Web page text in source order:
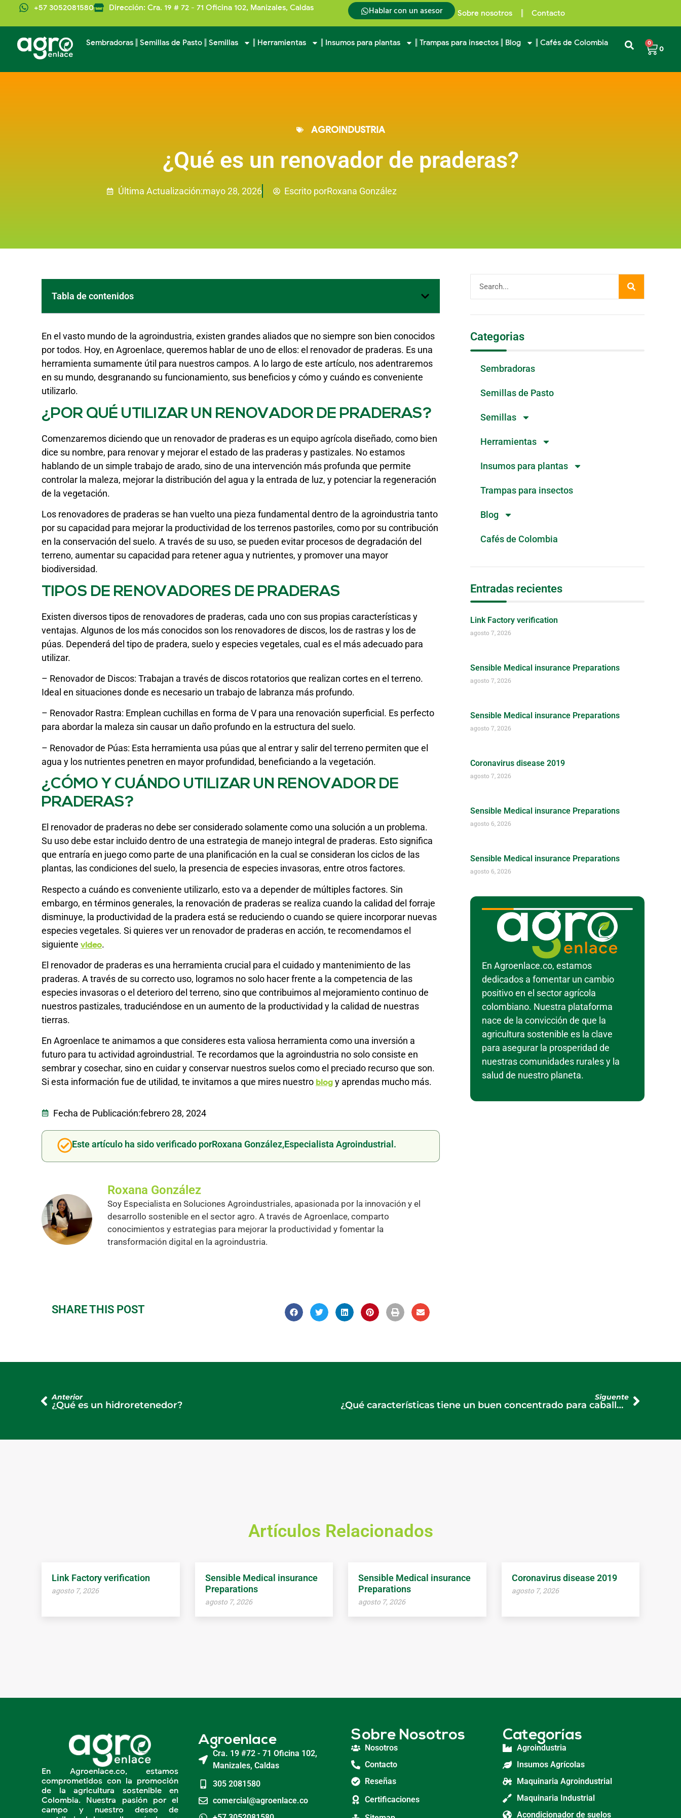
+57 3052081580 Dirección: Cra. 19 # 72 - 71 Oficina 102, Manizales, Caldas Hablar con un asesor Sobre nosotros Contacto
Sembradoras Semillas de Pasto Semillas Herramientas Insumos para plantas Trampas para insectos Blog Cafés de Colombia
0
0
AGROINDUSTRIA
¿Qué es un renovador de praderas?
Última Actualización:mayo 28, 2026 Escrito porRoxana González
Tabla de contenidos
En el vasto mundo de la agroindustria, existen grandes aliados que no siempre son bien conocidos
por todos. Hoy, en Agroenlace, queremos hablar de uno de ellos: el renovador de praderas. Es una
herramienta sumamente útil para nuestros campos. A lo largo de este artículo, nos adentraremos
en su mundo, desgranando su funcionamiento, sus beneficios y cómo y cuándo es conveniente
utilizarlo.
¿POR QUÉ UTILIZAR UN RENOVADOR DE PRADERAS?
Comenzaremos diciendo que un renovador de praderas es un equipo agrícola diseñado, como bien
dice su nombre, para renovar y mejorar el estado de las praderas y pastizales. No estamos
hablando de un simple trabajo de arado, sino de una intervención más profunda que permite
controlar la maleza, mejorar la distribución del agua y la entrada de luz, y potenciar la regeneración
de la vegetación.
Los renovadores de praderas se han vuelto una pieza fundamental dentro de la agroindustria tanto
por su capacidad para mejorar la productividad de los terrenos pastoriles, como por su contribución
en la conservación del suelo. A través de su uso, se pueden evitar procesos de degradación del
terreno, aumentar su capacidad para retener agua y nutrientes, y promover una mayor
biodiversidad.
TIPOS DE RENOVADORES DE PRADERAS
Existen diversos tipos de renovadores de praderas, cada uno con sus propias características y
ventajas. Algunos de los más conocidos son los renovadores de discos, los de rastras y los de
púas. Dependerá del tipo de pradera, suelo y especies vegetales, cual es el más adecuado para
utilizar.
– Renovador de Discos: Trabajan a través de discos rotatorios que realizan cortes en el terreno.
Ideal en situaciones donde es necesario un trabajo de labranza más profundo.
– Renovador Rastra: Emplean cuchillas en forma de V para una renovación superficial. Es perfecto
para abordar la maleza sin causar un daño profundo en la estructura del suelo.
– Renovador de Púas: Esta herramienta usa púas que al entrar y salir del terreno permiten que el
agua y los nutrientes penetren en mayor profundidad, beneficiando a la vegetación.
¿CÓMO Y CUÁNDO UTILIZAR UN RENOVADOR DE
PRADERAS?
El renovador de praderas no debe ser considerado solamente como una solución a un problema.
Su uso debe estar incluido dentro de una estrategia de manejo integral de praderas. Esto significa
que entraría en juego como parte de una planificación en la cual se consideran los ciclos de las
plantas, las condiciones del suelo, la presencia de especies invasoras, entre otros factores.
Respecto a cuándo es conveniente utilizarlo, esto va a depender de múltiples factores. Sin
embargo, en términos generales, la renovación de praderas se realiza cuando la calidad del forraje
disminuye, la productividad de la pradera está se reduciendo o cuando se quiere incorporar nuevas
especies vegetales. Si quieres ver un renovador de praderas en acción, te recomendamos el
siguiente video.
El renovador de praderas es una herramienta crucial para el cuidado y mantenimiento de las
praderas. A través de su correcto uso, logramos no solo hacer frente a la competencia de las
especies invasoras o el deterioro del terreno, sino que contribuimos al mejoramiento continuo de
nuestros pastizales, traduciéndose en un aumento de la productividad y la calidad de nuestras
tierras.
En Agroenlace te animamos a que consideres esta valiosa herramienta como una inversión a
futuro para tu actividad agroindustrial. Te recordamos que la agroindustria no solo consiste en
sembrar y cosechar, sino en cuidar y conservar nuestros suelos como el preciado recurso que son.
Si esta información fue de utilidad, te invitamos a que mires nuestro blog y aprendas mucho más.
Fecha de Publicación:febrero 28, 2024
Este artículo ha sido verificado porRoxana González,Especialista Agroindustrial.
Roxana González
Soy Especialista en Soluciones Agroindustriales, apasionada por la innovación y el
desarrollo sostenible en el sector agro. A través de Agroenlace, comparto
conocimientos y estrategias para mejorar la productividad y fomentar la
transformación digital en la agroindustria.
SHARE THIS POST
Categorias
Sembradoras
Semillas de Pasto
Semillas
Herramientas
Insumos para plantas
Trampas para insectos
Blog
Cafés de Colombia
Entradas recientes
Link Factory verification
agosto 7, 2026
Sensible Medical insurance Preparations
agosto 7, 2026
Sensible Medical insurance Preparations
agosto 7, 2026
Coronavirus disease 2019
agosto 7, 2026
Sensible Medical insurance Preparations
agosto 6, 2026
Sensible Medical insurance Preparations
agosto 6, 2026
En Agroenlace.co, estamos
dedicados a fomentar un cambio
positivo en el sector agrícola
colombiano. Nuestra plataforma
nace de la convicción de que la
agricultura sostenible es la clave
para asegurar la prosperidad de
nuestras comunidades rurales y la
salud de nuestro planeta.
Anterior
¿Qué es un hidroretenedor?
Siguente
¿Qué características tiene un buen concentrado para caballos?
Artículos Relacionados
Link Factory verification
agosto 7, 2026
Sensible Medical insurance
Preparations
agosto 7, 2026
Sensible Medical insurance
Preparations
agosto 7, 2026
Coronavirus disease 2019
agosto 7, 2026
En Agroenlace.co, estamos
comprometidos con la promoción
de la agricultura sostenible en
Colombia. Nuestra pasión por el
campo y nuestro deseo de
Agroenlace
Cra. 19 #72 - 71 Oficina 102,
Manizales, Caldas
305 2081580
comercial@agroenlace.co
Sobre Nosotros
Nosotros
Contacto
Reseñas
Certificaciones
Categorías
Agroindustria
Insumos Agrícolas
Maquinaria Agroindustrial
Maquinaria Industrial
Acondicionador de suelos